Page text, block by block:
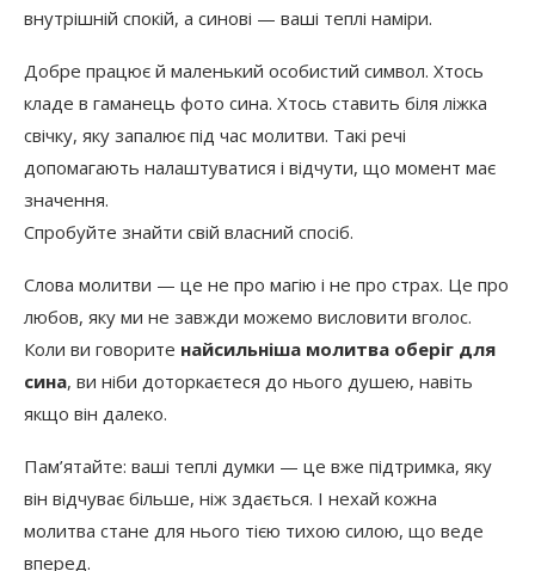
внутрішній спокій, а синові — ваші теплі наміри.
Добре працює й маленький особистий символ. Хтось
кладе в гаманець фото сина. Хтось ставить біля ліжка
свічку, яку запалює під час молитви. Такі речі
допомагають налаштуватися і відчути, що момент має
значення.
Спробуйте знайти свій власний спосіб.
Слова молитви — це не про магію і не про страх. Це про
любов, яку ми не завжди можемо висловити вголос.
Коли ви говорите найсильніша молитва оберіг для
сина, ви ніби доторкаєтеся до нього душею, навіть
якщо він далеко.
Пам’ятайте: ваші теплі думки — це вже підтримка, яку
він відчуває більше, ніж здається. І нехай кожна
молитва стане для нього тією тихою силою, що веде
вперед.